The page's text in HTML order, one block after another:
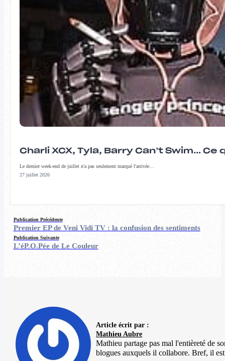
Charli XCX, Tyla, Barry Can’t Swim…
Le dernier week-end de juillet n'a pas seulement marqué l'arrivée…
27 juillet 2026
Publication Précédente
Premier EP de Veni Vidi TV : la confusion des sentiments
Publication Suivante
L’éP.O.Pée de Le Couleur
Article écrit par :
Mathieu Aubre
Mathieu partage pas mal l'entièreté de
blogues auxquels il collabore. Bref, il